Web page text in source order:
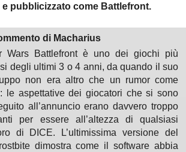
pubblicizzato come Battlefront.
di Macharius
Wars Battlefront è uno dei giochi più
degli ultimi 3 o 4 anni, da quando il suo
non era altro che un rumor come
le aspettative dei giocatori che si sono
all’annuncio erano davvero troppo
per essere all’altezza di qualsiasi
di DICE. L’ultimissima versione del
dimostra come il software abbia